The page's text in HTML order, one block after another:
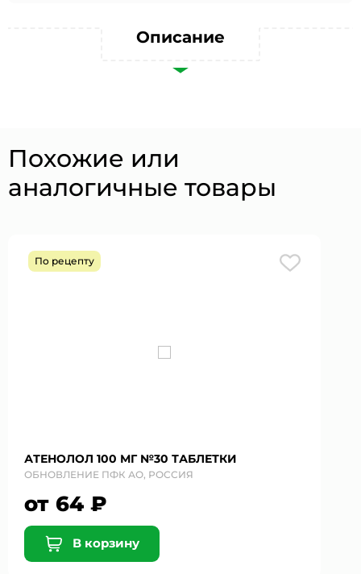
Описание
Похожие или
аналогичные товары
По рецепту
АТЕНОЛОЛ 100 МГ №30 ТАБЛЕТКИ
ОБНОВЛЕНИЕ ПФК АО, РОССИЯ
от 64 ₽
В корзину